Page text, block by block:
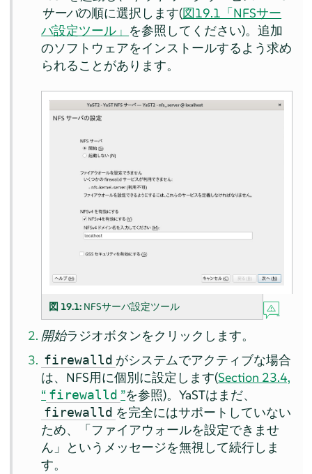
サーバの順に選択します(図19.1「NFSサー
バ設定ツール」 を参照してください)。追加
のソフトウェアをインストールするよう求め
られることがあります。
図 19.1: NFSサーバ設定ツール
開始ラジオボタンをクリックします。
firewalld がシステムでアクティブな場合
は、NFS用に個別に設定します(Section 23.4,
“ firewalld ”を参照)。YaSTはまだ、
firewalld を完全にはサポートしていない
ため、「ファイアウォールを設定できませ
ん」というメッセージを無視して続行しま
す。